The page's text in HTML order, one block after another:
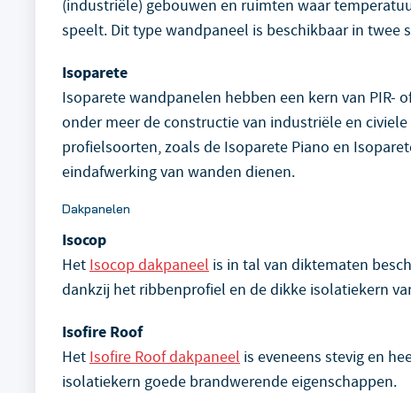
(industriële) gebouwen en ruimten waar
speelt. Dit type wandpaneel is beschikbaar in twee
Isoparete
Isoparete wandpanelen hebben een kern van PIR-
onder meer de constructie van industriële en
profielsoorten, zoals de Isoparete Piano en
eindafwerking van wanden dienen.
Dakpanelen
Isocop
Het Isocop dakpaneel is in tal van diktematen
dankzij het ribbenprofiel en de dikke isolatiekern
Isofire Roof
Het Isofire Roof dakpaneel is eveneens stevig en
isolatiekern goede brandwerende eigenschappen.